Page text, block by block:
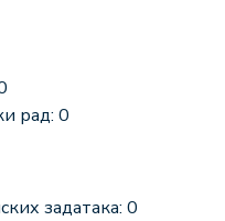
рад: 0
задатака: 0